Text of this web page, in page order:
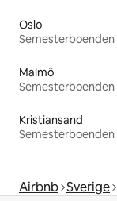
Oslo
Semesterboenden
Malmö
Semesterboenden
Kristiansand
Semesterboenden
Airbnb Sverige